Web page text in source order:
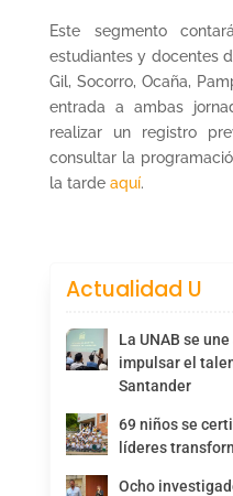
Este segmento
estudiantes y docentes
Gil, Socorro, Ocaña,
entrada a ambas
realizar un registro
consultar la
la tarde aquí.
Actualidad U
La UNAB se
impulsar el
Santander
69 niños se
líderes
Ocho